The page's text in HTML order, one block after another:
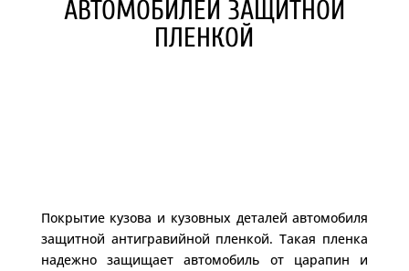
АВТОМОБИЛЕЙ ЗАЩИТНОЙ
ПЛЕНКОЙ
Покрытие кузова и кузовных деталей автомобиля
защитной антигравийной пленкой. Такая пленка
надежно защищает автомобиль от царапин и